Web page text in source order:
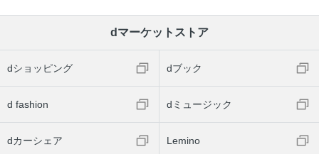
dマーケットストア
dショッピング dブック
d fashion dミュージック
dカーシェア Lemino